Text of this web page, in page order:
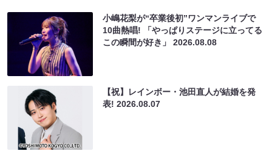
小嶋花梨が“卒業後初”ワンマンライブで
10曲熱唱! 「やっぱりステージに立ってる
この瞬間が好き」2026.08.08
【祝】レインボー・池田直人が結婚を発
表!2026.08.07